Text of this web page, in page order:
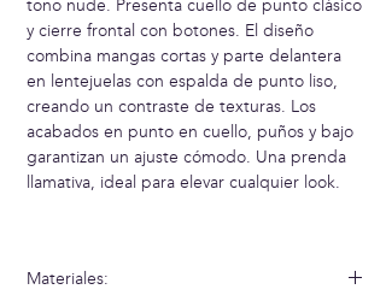
tono nude. Presenta cuello de punto clásico
y cierre frontal con botones. El diseño
combina mangas cortas y parte delantera
en lentejuelas con espalda de punto liso,
creando un contraste de texturas. Los
acabados en punto en cuello, puños y bajo
garantizan un ajuste cómodo. Una prenda
llamativa, ideal para elevar cualquier look.
Materiales: